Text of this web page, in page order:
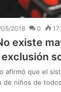
05/2018 0
existe
afirmó que el
de niños de